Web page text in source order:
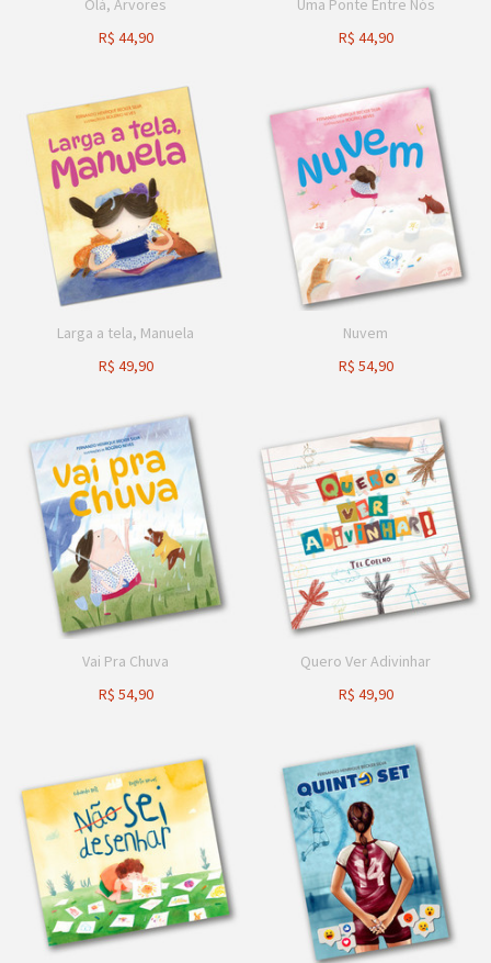
Olá, Árvores
R$ 44,90
Uma Ponte Entre Nós
R$ 44,90
Larga a tela, Manuela
R$ 49,90
Nuvem
R$ 54,90
Vai Pra Chuva
R$ 54,90
Quero Ver Adivinhar
R$ 49,90